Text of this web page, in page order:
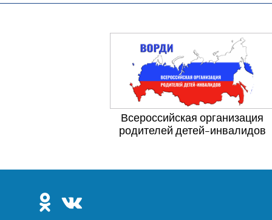
Всероссийская организация
родителей детей-инвалидов